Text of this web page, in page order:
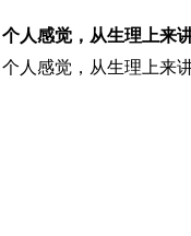
人感觉，从生理上来